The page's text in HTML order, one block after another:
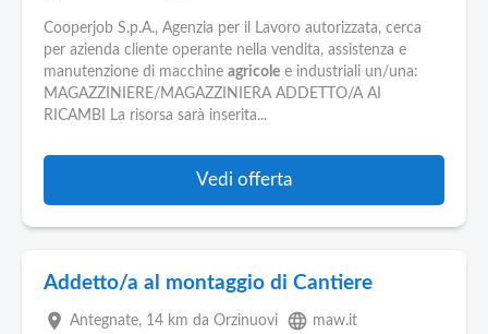
Cooperjob S.p.A., Agenzia per il Lavoro autorizzata, cerca
per azienda cliente operante nella vendita, assistenza e
manutenzione di macchine agricole e industriali un/una:
MAGAZZINIERE/MAGAZZINIERA ADDETTO/A AI
RICAMBI La risorsa sarà inserita...
Vedi offerta
Addetto/a al montaggio di Cantiere
place Antegnate, 14 km da Orzinuovi language maw.it